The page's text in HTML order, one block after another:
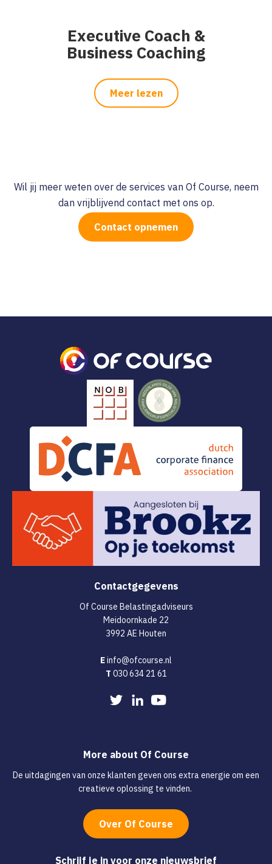
Executive Coach &
Business Coaching
Meer lezen
Wil jij meer weten over de services van Of Course, neem
dan vrijblijvend contact met ons op.
Contact opnemen
Contactgegevens
Of Course Belastingadviseurs
Meidoornkade 22
3992 AE Houten
Einfo@ofcourse.nl
T 030 634 21 61
More about Of Course
De uitdagingen van onze klanten geven ons extra energie om een
creatieve oplossing te vinden.
Over Of Course
Schrijf je in voor onze nieuwsbrief